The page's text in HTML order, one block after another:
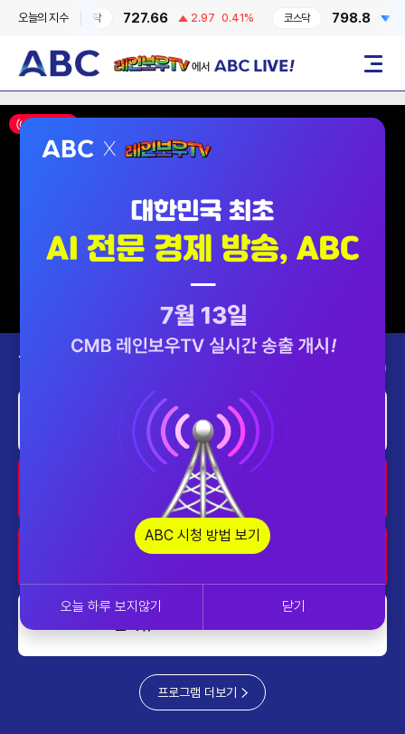
오늘의 지수
코스닥 727.66 2.97 0.41% 코스닥 798.8 2.87
레인보우TV에서 ABC LIVE! 메뉴
ON AIR
Today’s Program 2026-08-07 (금)
투데이 업&다운
업&다운
프로그램 더보기
ABC 시청 방법 보기
오늘 하루 보지않기 닫기